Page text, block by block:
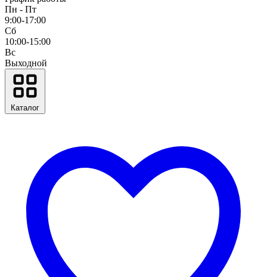
Пн - Пт
9:00-17:00
Сб
10:00-15:00
Вс
Выходной
Каталог